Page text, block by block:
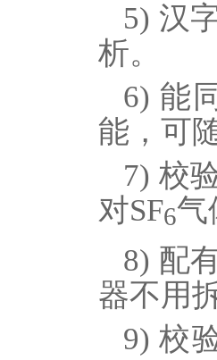
5) 汉
析。
6) 能
能，可
7) 校
对SF6气
8) 配
器不用
9) 校